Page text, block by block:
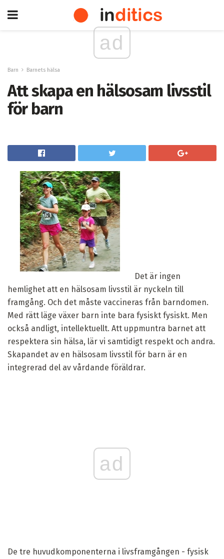
ad
Barn Barnets hälsa
Att skapa en hälsosam livsstil
för barn
Det är ingen
hemlighet att en hälsosam livsstil är nyckeln till
framgång. Och det måste vaccineras från barndomen.
Med rätt läge växer barn inte bara fysiskt fysiskt. Men
också andligt, intellektuellt. Att uppmuntra barnet att
respektera sin hälsa, lär vi samtidigt respekt och andra.
Skapandet av en hälsosam livsstil för barn är en
integrerad del av vårdande föräldrar.
ad
De tre huvudkomponenterna i livsframgången - fysisk